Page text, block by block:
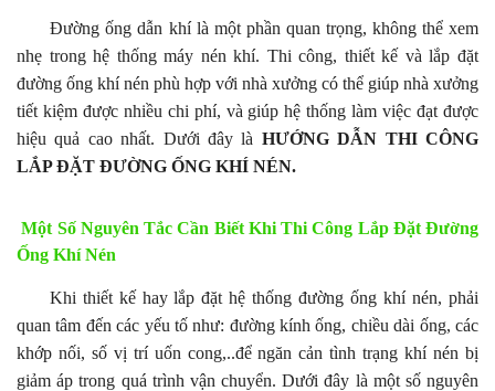
Đường ống dẫn khí là một phần quan trọng, không thể xem
nhẹ trong hệ thống máy nén khí. Thi công, thiết kế và lắp đặt
đường ống khí nén phù hợp với nhà xưởng có thể giúp nhà xưởng
tiết kiệm được nhiều chi phí, và giúp hệ thống làm việc đạt được
hiệu quả cao nhất. Dưới đây là HƯỚNG DẪN THI CÔNG
LẮP ĐẶT ĐƯỜNG ỐNG KHÍ NÉN.
Một Số Nguyên Tắc Cần Biết Khi Thi Công Lắp Đặt Đường
Ống Khí Nén
Khi thiết kế hay lắp đặt hệ thống đường ống khí nén, phải
quan tâm đến các yếu tố như: đường kính ống, chiều dài ống, các
khớp nối, số vị trí uốn cong,..để ngăn cản tình trạng khí nén bị
giảm áp trong quá trình vận chuyển. Dưới đây là một số nguyên